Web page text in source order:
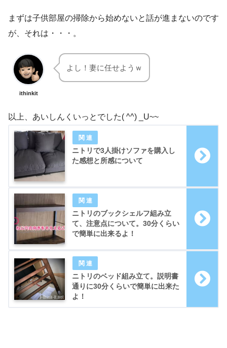
まずは子供部屋の掃除から始めないと話が進まないのです
が、それは・・・。
ithinkit
よし！妻に任せようｗ
以上、あいしんくいっとでした( ^^) _U~~
ニトリで3人掛けソファを購入し
た感想と所感について
ニトリのブックシェルフ組み立
て、注意点について。30分くらい
で簡単に出来るよ！
ニトリのベッド組み立て。説明書
通りに30分くらいで簡単に出来た
よ！